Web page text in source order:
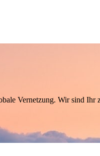
Vernetzung. Wir sind Ihr